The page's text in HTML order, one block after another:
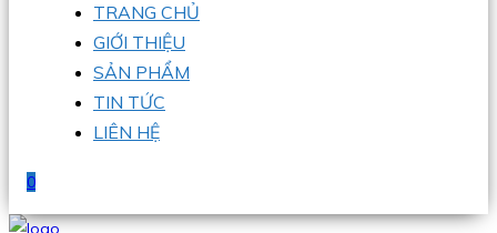
TRANG CHỦ
GIỚI THIỆU
SẢN PHẨM
TIN TỨC
LIÊN HỆ
0